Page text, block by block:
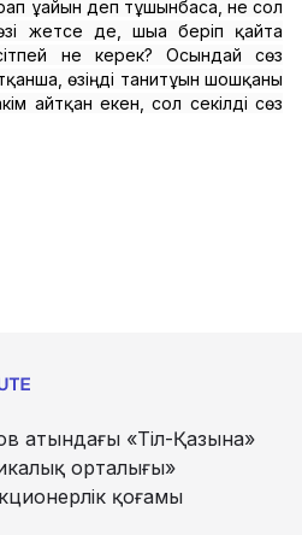
ұғайын деп тұшынбаса, не сол
жетсе де, шыға беріп қайта
не керек? Осындай сөз
өзіңді танитұғын шошқаны
айтқан екен, сол секілді сөз
атындағы «Тіл-Қазына»
орталығы»
қоғамы